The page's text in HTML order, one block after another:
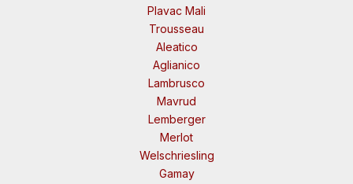
Plavac Mali
Trousseau
Aleatico
Aglianico
Lambrusco
Mavrud
Lemberger
Merlot
Welschriesling
Gamay